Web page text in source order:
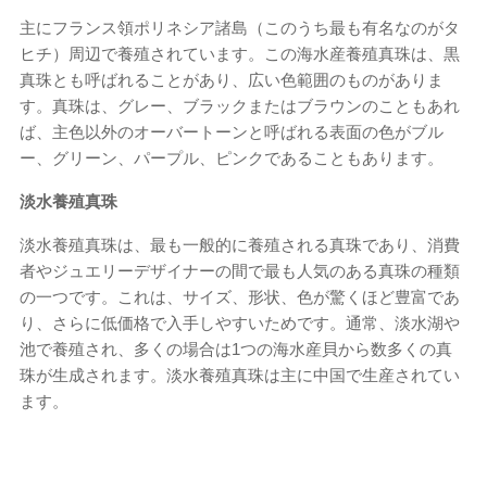
主にフランス領ポリネシア諸島（このうち最も有名なのがタ
ヒチ）周辺で養殖されています。この海水産養殖真珠は、黒
真珠とも呼ばれることがあり、広い色範囲のものがありま
す。真珠は、グレー、ブラックまたはブラウンのこともあれ
ば、主色以外のオーバートーンと呼ばれる表面の色がブル
ー、グリーン、パープル、ピンクであることもあります。
淡水養殖真珠
淡水養殖真珠は、最も一般的に養殖される真珠であり、消費
者やジュエリーデザイナーの間で最も人気のある真珠の種類
の一つです。これは、サイズ、形状、色が驚くほど豊富であ
り、さらに低価格で入手しやすいためです。通常、淡水湖や
池で養殖され、多くの場合は1つの海水産貝から数多くの真
珠が生成されます。淡水養殖真珠は主に中国で生産されてい
ます。